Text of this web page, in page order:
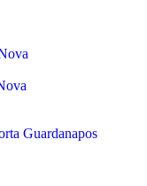
Guardanapos